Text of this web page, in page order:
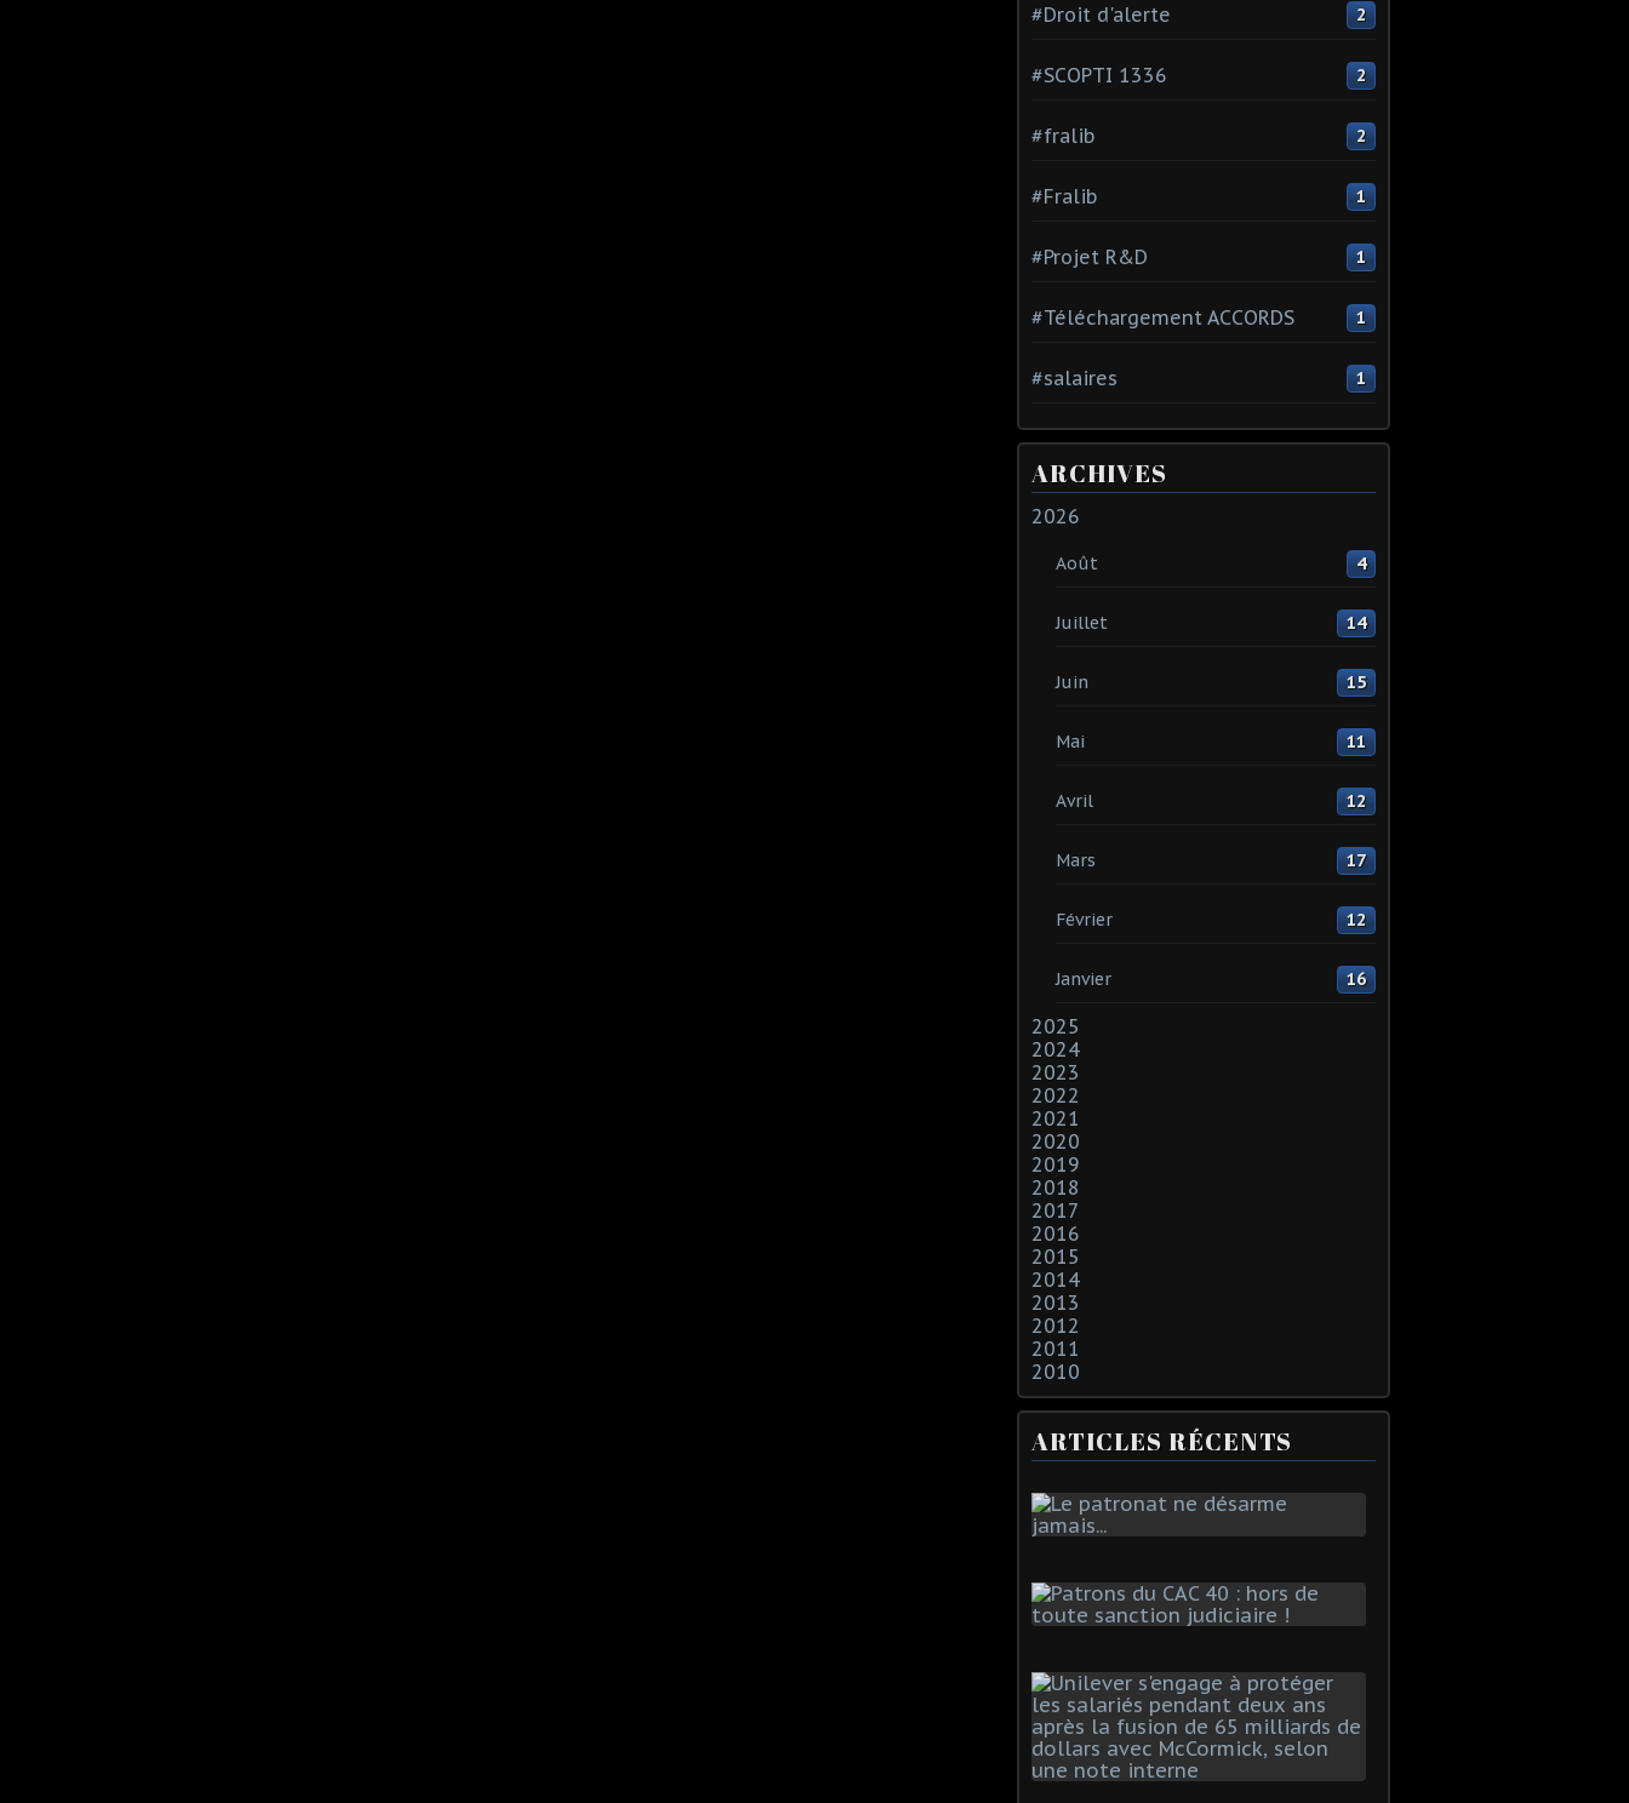
#Droit d'alerte 2
#SCOPTI 1336 2
#fralib 2
#Fralib 1
#Projet R&D 1
#Téléchargement ACCORDS 1
#salaires 1
ARCHIVES
2026
Août 4
Juillet 14
Juin 15
Mai 11
Avril 12
Mars 17
Février 12
Janvier 16
2025
2024
2023
2022
2021
2020
2019
2018
2017
2016
2015
2014
2013
2012
2011
2010
ARTICLES RÉCENTS